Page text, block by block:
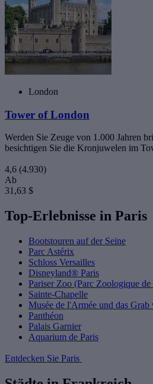
London
Tower of London
Werden Sie Zeuge von 1.000 Jahren
besichtigen Sie die Kronjuwelen im
4,6 (4.930)
Ab
31,63 $
Top-Erlebnisse in Paris
Bootstouren auf der Seine
Parc Astérix
Schloss Versailles
Disneyland® Paris
Pariser Zoo (Parc Zoologique de
Sainte-Chapelle
Musée de l'Armée und das Grab
Panthéon
Palais Garnier
Aquarium de Paris
Entdecken Sie Paris